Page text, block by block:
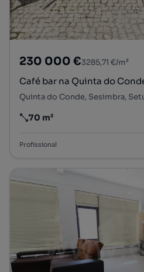
230 000 €3285,71 €/m²
Café bar na Quinta do
Quinta do Conde, Sesimbra,
Preço por metro quadrado
70 m²
Profissional